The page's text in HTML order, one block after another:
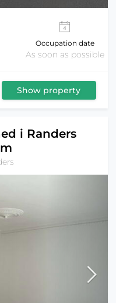
Occupation date
As soon as possible
Show property
i Randers